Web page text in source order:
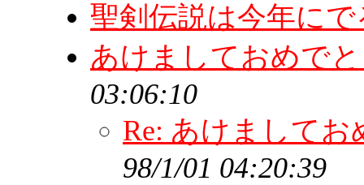
聖剣伝説は今年に
あけましておめで
03:06:10
Re: あけまして
98/1/01 04:20:39